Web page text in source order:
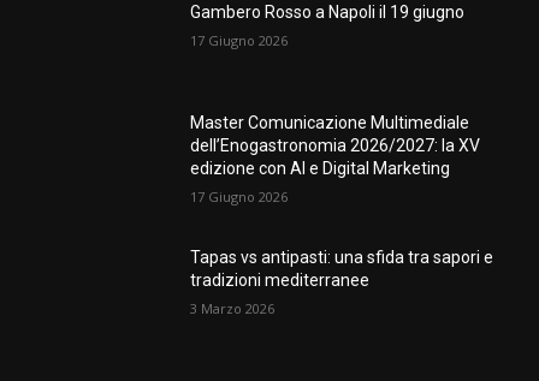
Gambero Rosso a Napoli il 19 giugno
17 Giugno 2026
Master Comunicazione Multimediale
dell’Enogastronomia 2026/2027: la XV
edizione con AI e Digital Marketing
17 Giugno 2026
Tapas vs antipasti: una sfida tra sapori e
tradizioni mediterranee
3 Marzo 2026